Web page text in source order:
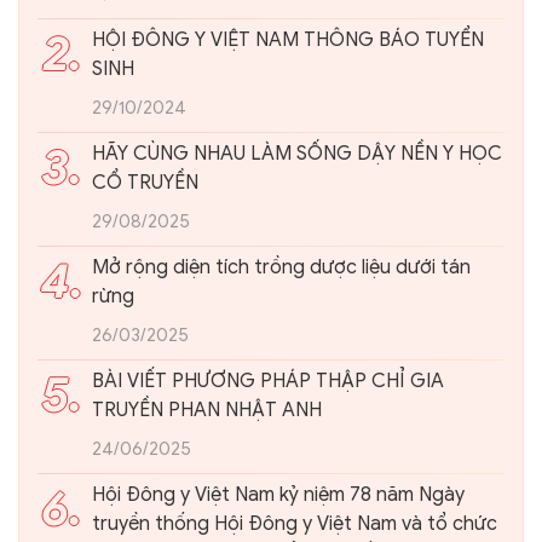
2. HỘI ĐÔNG Y VIỆT NAM THÔNG BÁO TUYỂN
SINH
29/10/2024
3. HÃY CÙNG NHAU LÀM SỐNG DẬY NỀN Y HỌC
CỔ TRUYỀN
29/08/2025
4. Mở rộng diện tích trồng dược liệu dưới tán
rừng
26/03/2025
5. BÀI VIẾT PHƯƠNG PHÁP THẬP CHỈ GIA
TRUYỀN PHAN NHẬT ANH
24/06/2025
6. Hội Đông y Việt Nam kỷ niệm 78 năm Ngày
truyền thống Hội Đông y Việt Nam và tổ chức